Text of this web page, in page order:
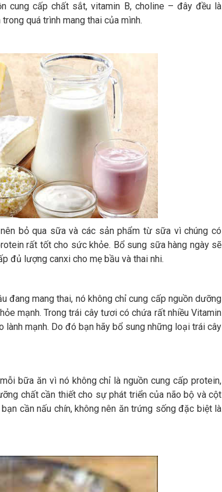
cung cấp chất sắt, vitamin B, choline – đây đều là
quá trình mang thai của mình.
bỏ qua sữa và các sản phẩm từ sữa vì chúng có
rất tốt cho sức khỏe. Bổ sung sữa hàng ngày sẽ
đủ lượng canxi cho mẹ bầu và thai nhi.
đang mang thai, nó không chỉ cung cấp nguồn dưỡng
mạnh. Trong trái cây tươi có chứa rất nhiều Vitamin
mạnh. Do đó bạn hãy bổ sung những loại trái cây
bữa ăn vì nó không chỉ là nguồn cung cấp protein,
chất cần thiết cho sự phát triển của não bộ và cột
cần nấu chín, không nên ăn trứng sống đặc biệt là